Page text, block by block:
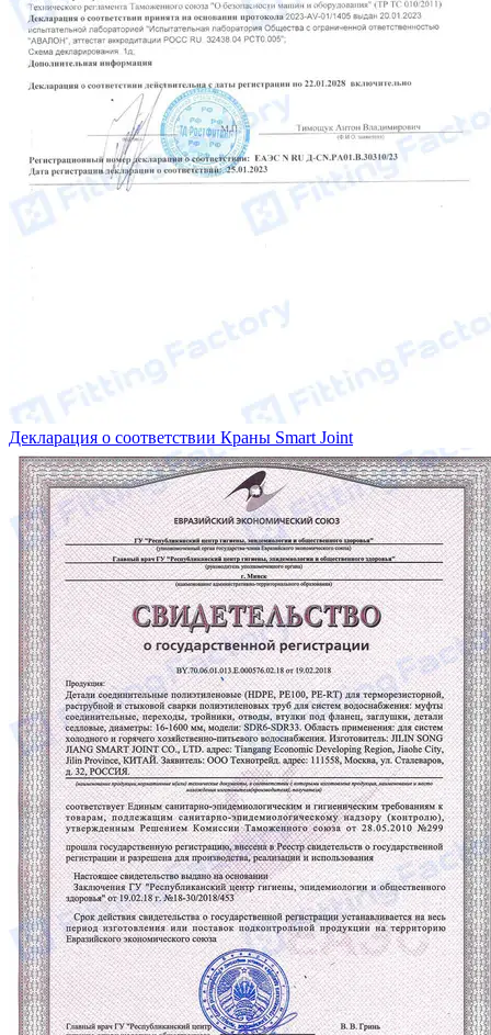
Декларация о соответствии Краны Smart Joint